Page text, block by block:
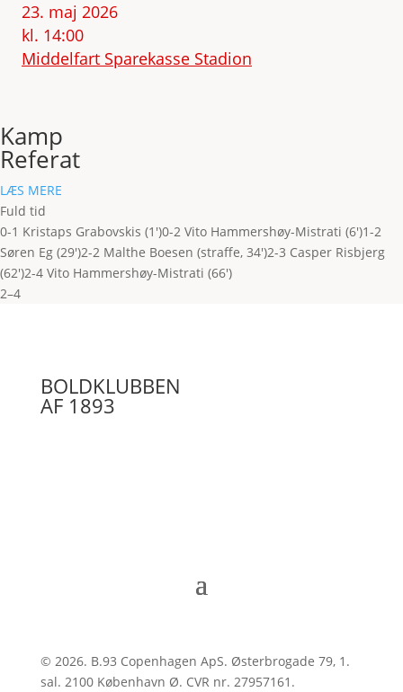
23. maj 2026
kl. 14:00
Middelfart Sparekasse Stadion
Kamp
Referat
LÆS MERE
Fuld tid
0-1 Kristaps Grabovskis (1')0-2 Vito Hammershøy-Mistrati (6')1-2
Søren Eg (29')2-2 Malthe Boesen (straffe, 34')2-3 Casper Risbjerg
(62')2-4 Vito Hammershøy-Mistrati (66')
2–4
BOLDKLUBBEN
AF 1893
© 2026. B.93 Copenhagen ApS. Østerbrogade 79, 1.
sal. 2100 København Ø. CVR nr. 27957161.